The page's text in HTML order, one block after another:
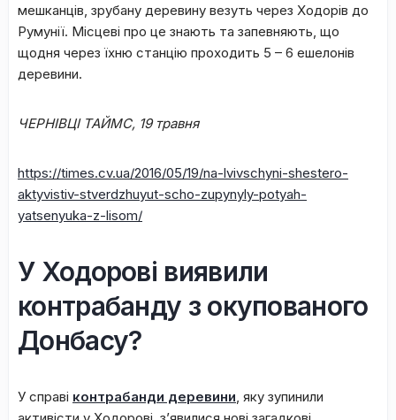
мешканців, зрубану деревину везуть через Ходорів до
Румунії. Місцеві про це знають та запевняють, що
щодня через їхню станцію проходить 5 – 6 ешелонів
деревини.
ЧЕРНІВЦІ ТАЙМС, 19 травня
https://times.cv.ua/2016/05/19/na-lvivschyni-shestero-
aktyvistiv-stverdzhuyut-scho-zupynyly-potyah-
yatsenyuka-z-lisom/
У Ходорові виявили
контрабанду з окупованого
Донбасу?
У справі контрабанди деревини , яку зупинили